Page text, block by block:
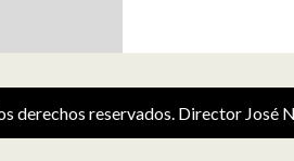
derechos reservados. Director José